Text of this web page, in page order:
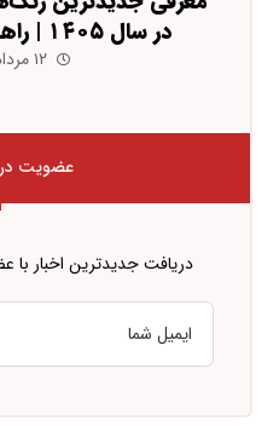
در سال ۱۴۰۵ | راهنمای انتخاب رنگ
۱۲ مرداد ۱۴۰۵
عضویت در
دریافت جدیدترین اخبار با